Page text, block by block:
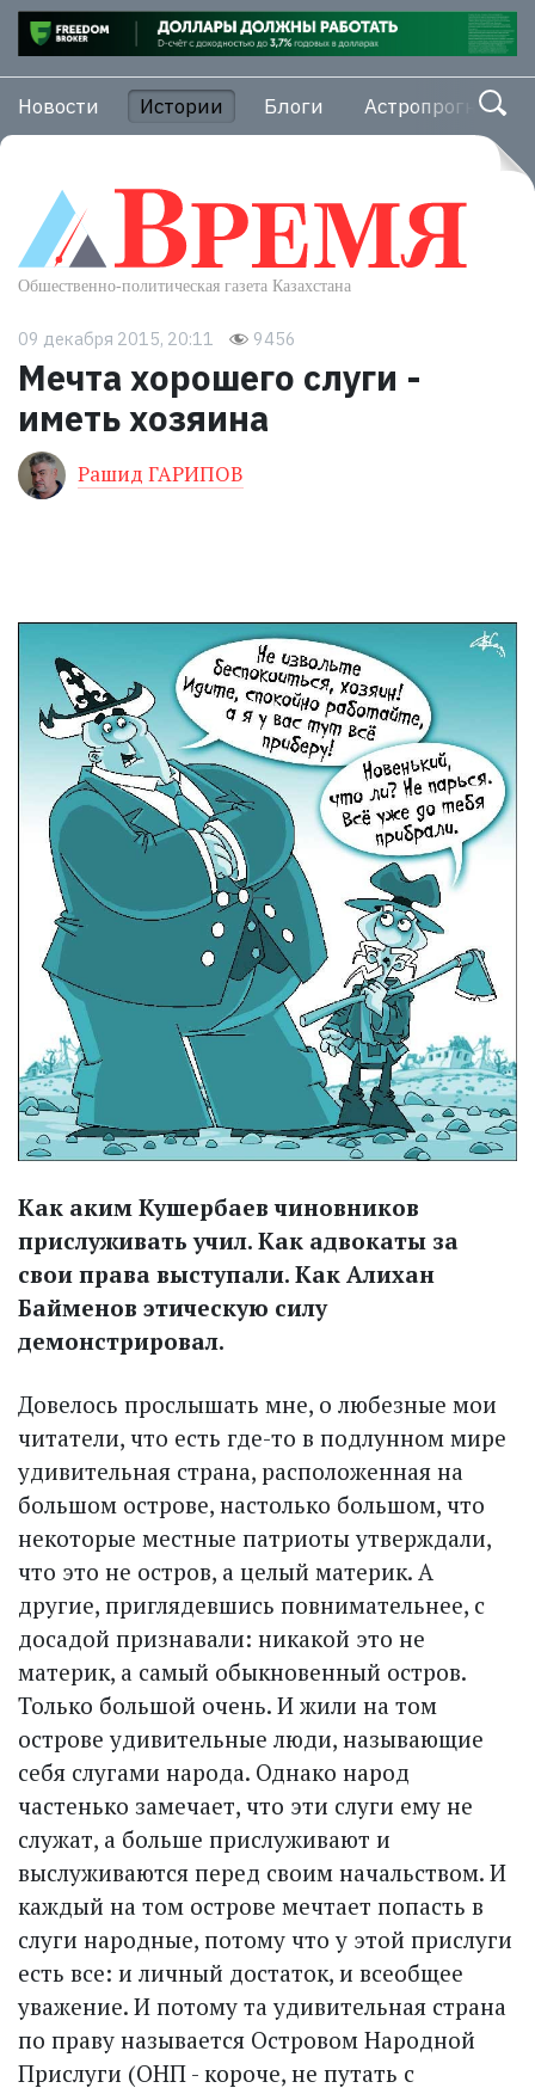
Новости Истории Блоги Астропрогноз
09 декабря 2015, 20:11 9456
Мечта хорошего слуги -
иметь хозяина
Рашид ГАРИПОВ
Как аким Кушербаев чиновников
прислуживать учил. Как адвокаты за
свои права выступали. Как Алихан
Байменов этическую силу
демонстрировал.
Довелось прослышать мне, о любезные мои
читатели, что есть где-то в подлунном мире
удивительная страна, расположенная на
большом острове, настолько большом, что
некоторые местные патриоты утверждали,
что это не остров, а целый материк. А
другие, приглядевшись повнимательнее, с
досадой признавали: никакой это не
материк, а самый обыкновенный остров.
Только большой очень. И жили на том
острове удивительные люди, называющие
себя слугами народа. Однако народ
частенько замечает, что эти слуги ему не
служат, а больше прислуживают и
выслуживаются перед своим начальством. И
каждый на том острове мечтает попасть в
слуги народные, потому что у этой прислуги
есть все: и личный достаток, и всеобщее
уважение. И потому та удивительная страна
по праву называется Островом Народной
Прислуги (ОНП - короче, не путать с